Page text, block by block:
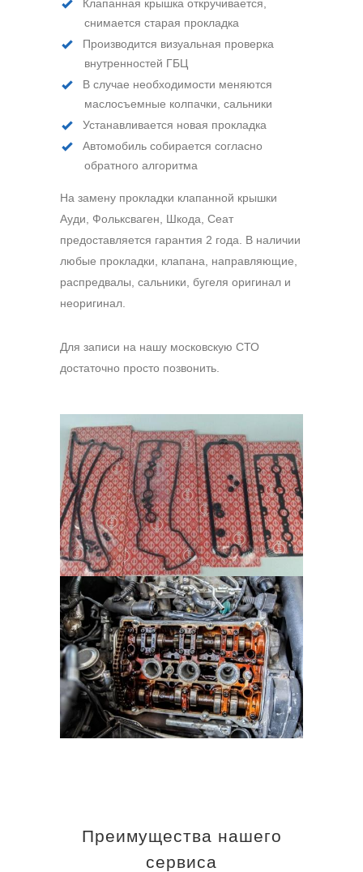
Клапанная крышка откручивается,
снимается старая прокладка
Производится визуальная проверка
внутренностей ГБЦ
В случае необходимости меняются
маслосъемные колпачки, сальники
Устанавливается новая прокладка
Автомобиль собирается согласно
обратного алгоритма
На замену прокладки клапанной крышки
Ауди, Фольксваген, Шкода, Сеат
предоставляется гарантия 2 года. В наличии
любые прокладки, клапана, направляющие,
распредвалы, сальники, бугеля оригинал и
неоригинал.
Для записи на нашу московскую СТО
достаточно просто позвонить.
Преимущества нашего
сервиса